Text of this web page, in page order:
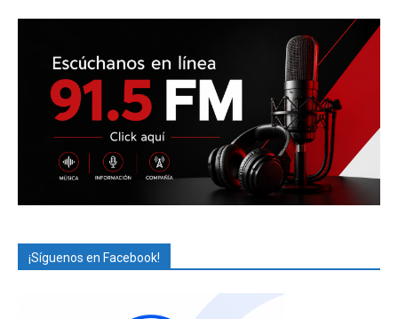
¡Síguenos en Facebook!